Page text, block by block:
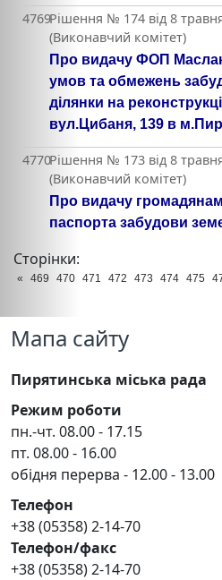
4769Рішення № 174 від 8
(Виконавчий комітет)
Про видачу ФОП
умов та обмежень
ділянки на
вул.Цибаня, 139 в
4770Рішення № 173 від 8
(Виконавчий комітет)
Про видачу
паспорта забудови
Сторінки:
« 469 470 471 472 473 474 475
Мапа сайту
Пирятинська міська рада
Режим роботи
пн.-чт. 08.00 - 17.15
пт. 08.00 - 16.00
обідня перерва - 12.00 - 13.00
Телефон
+38 (05358) 2-14-70
Телефон/факс
+38 (05358) 2-14-70